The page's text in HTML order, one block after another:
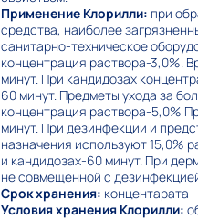
Применение Клорилли: при
средства, наиболее
санитарно-техническое
концентрация раствора-3,0%.
минут. При кандидозах
60 минут. Предметы ухода за
концентрация раствора-5,0%
минут. При дезинфекции и
назначения используют 15,0%
и кандидозах-60 минут. При
не совмещенной с
Срок хранения: концентарата
Условия хранения Клорилли: